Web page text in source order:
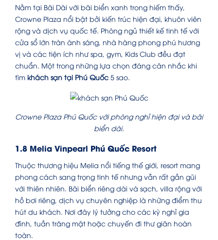
Nằm tại Bãi Dài với bãi biển xanh trong hiếm thấy,
Crowne Plaza nổi bật bởi kiến trúc hiện đại, khuôn viên
rộng và dịch vụ quốc tế. Phòng ngủ thiết kế tinh tế với
cửa sổ lớn tràn ánh sáng, nhà hàng phong phú hương
vị và các tiện ích như spa, gym, Kids Club đều đạt
chuẩn. Một trong những lựa chọn đáng cân nhắc khi
tìm khách sạn tại Phú Quốc 5 sao.
Crowne Plaza Phú Quốc với phòng nghỉ hiện đại và bãi
biển dài.
1.8 Melia Vinpearl Phú Quốc Resort
Thuộc thương hiệu Melia nổi tiếng thế giới, resort mang
phong cách sang trọng tinh tế nhưng vẫn rất gần gũi
với thiên nhiên. Bãi biển riêng dài và sạch, villa rộng với
hồ bơi riêng, dịch vụ chuyên nghiệp là những điểm thu
hút du khách. Nơi đây lý tưởng cho các kỳ nghỉ gia
đình, tuần trăng mật hoặc chuyến đi thư giãn hoàn
toàn.